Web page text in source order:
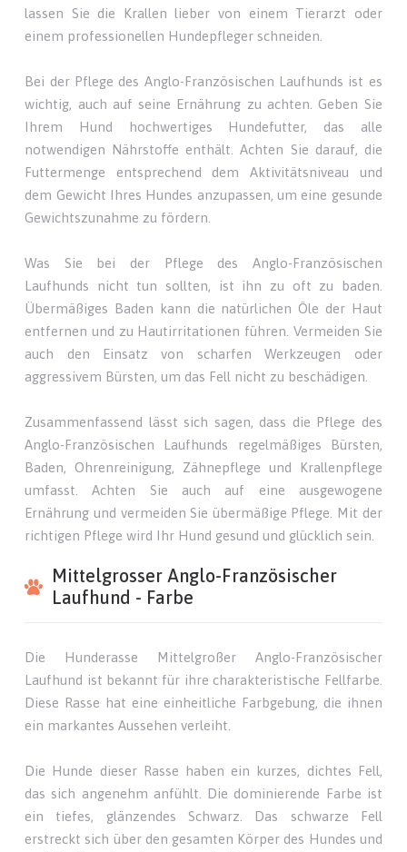
lassen Sie die Krallen lieber von einem Tierarzt oder
einem professionellen Hundepfleger schneiden.
Bei der Pflege des Anglo-Französischen Laufhunds ist es
wichtig, auch auf seine Ernährung zu achten. Geben Sie
Ihrem Hund hochwertiges Hundefutter, das alle
notwendigen Nährstoffe enthält. Achten Sie darauf, die
Futtermenge entsprechend dem Aktivitätsniveau und
dem Gewicht Ihres Hundes anzupassen, um eine gesunde
Gewichtszunahme zu fördern.
Was Sie bei der Pflege des Anglo-Französischen
Laufhunds nicht tun sollten, ist ihn zu oft zu baden.
Übermäßiges Baden kann die natürlichen Öle der Haut
entfernen und zu Hautirritationen führen. Vermeiden Sie
auch den Einsatz von scharfen Werkzeugen oder
aggressivem Bürsten, um das Fell nicht zu beschädigen.
Zusammenfassend lässt sich sagen, dass die Pflege des
Anglo-Französischen Laufhunds regelmäßiges Bürsten,
Baden, Ohrenreinigung, Zähnepflege und Krallenpflege
umfasst. Achten Sie auch auf eine ausgewogene
Ernährung und vermeiden Sie übermäßige Pflege. Mit der
richtigen Pflege wird Ihr Hund gesund und glücklich sein.
Mittelgrosser Anglo-Französischer
Laufhund - Farbe
Die Hunderasse Mittelgroßer Anglo-Französischer
Laufhund ist bekannt für ihre charakteristische Fellfarbe.
Diese Rasse hat eine einheitliche Farbgebung, die ihnen
ein markantes Aussehen verleiht.
Die Hunde dieser Rasse haben ein kurzes, dichtes Fell,
das sich angenehm anfühlt. Die dominierende Farbe ist
ein tiefes, glänzendes Schwarz. Das schwarze Fell
erstreckt sich über den gesamten Körper des Hundes und